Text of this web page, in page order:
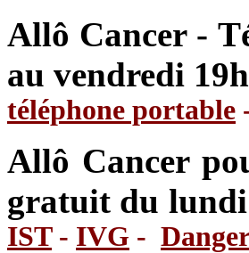
Allô Cancer -
au vendredi
téléphone portable
Allô Cancer
gratuit du
IST- IVG -